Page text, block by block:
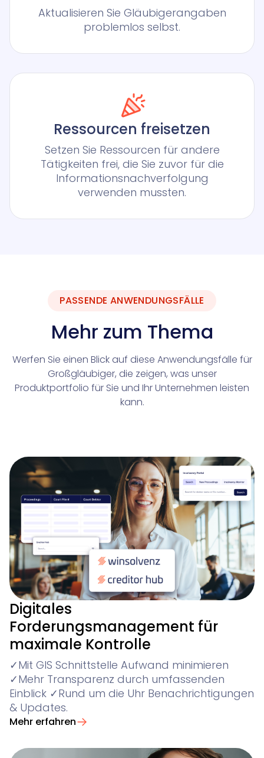
Aktualisieren Sie Gläubigerangaben
problemlos selbst.
Ressourcen freisetzen
Setzen Sie Ressourcen für andere
Tätigkeiten frei, die Sie zuvor für die
Informationsnachverfolgung
verwenden mussten.
PASSENDE ANWENDUNGSFÄLLE
Mehr zum Thema
Werfen Sie einen Blick auf diese Anwendungsfälle für
Großgläubiger, die zeigen, was unser
Produktportfolio für Sie und Ihr Unternehmen leisten
kann.
Digitales
Forderungsmanagement für
maximale Kontrolle
✓Mit GIS Schnittstelle Aufwand minimieren
✓Mehr Transparenz durch umfassenden
Einblick ✓Rund um die Uhr Benachrichtigungen
& Updates.
Mehr erfahren